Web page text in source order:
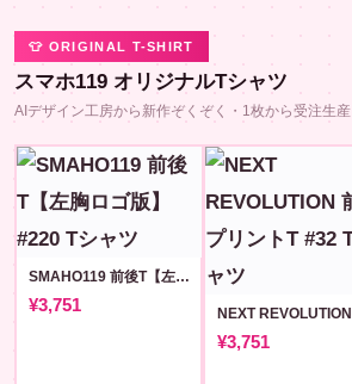
👕 ORIGINAL T-SHIRT
スマホ119 オリジナルTシャツ
AIデザイン工房から新作ぞくぞく・1枚から受注生産
SMAHO119 前後T【左胸ロゴ版】#220
¥3,751
¥3,751